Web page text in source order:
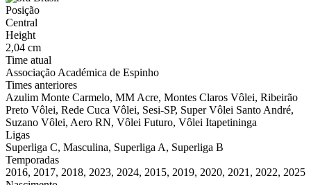
Posição
Central
Height
2,04 cm
Time atual
Associação Académica de Espinho
Times anteriores
Azulim Monte Carmelo, MM Acre, Montes Claros Vôlei, Ribeirão
Preto Vôlei, Rede Cuca Vôlei, Sesi-SP, Super Vôlei Santo André,
Suzano Vôlei, Aero RN, Vôlei Futuro, Vôlei Itapetininga
Ligas
Superliga C, Masculina, Superliga A, Superliga B
Temporadas
2016, 2017, 2018, 2023, 2024, 2015, 2019, 2020, 2021, 2022, 2025